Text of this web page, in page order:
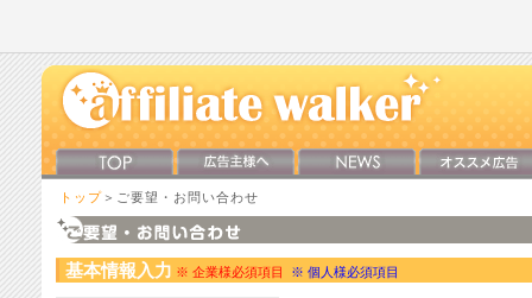
トップ ＞ご要望・お問い合わせ
基本情報入力 ※ 企業様必須項目 ※ 個人様必須項目